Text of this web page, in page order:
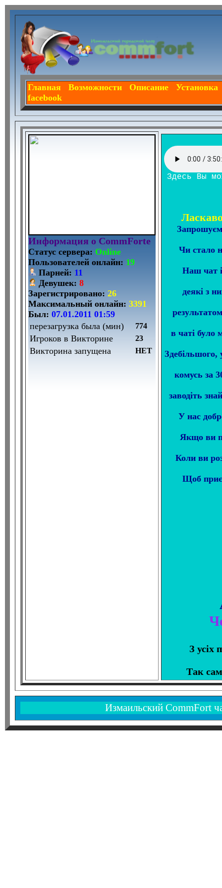
Главная Возможности Описание
Установка
facebook
Информация о CommForte
Статус сервера: Online
Пользователей онлайн: 19
Парней: 11
Девушек: 8
Зарегистрировано: 26
Максимальный онлайн: 3391
Был: 07.01.2011 01:59
перезагрузка была (мин)
774
Игроков в Викторине 23
Викторина запущена НЕТ
Здесь Вы мо
Чи стало
Наш чат
деякі з
в чаті було
Здебільшого,
комусь за
заводіть
У нас
Якщо ви
Коли ви
Щоб
З усіх
Так
Измаильский CommFort